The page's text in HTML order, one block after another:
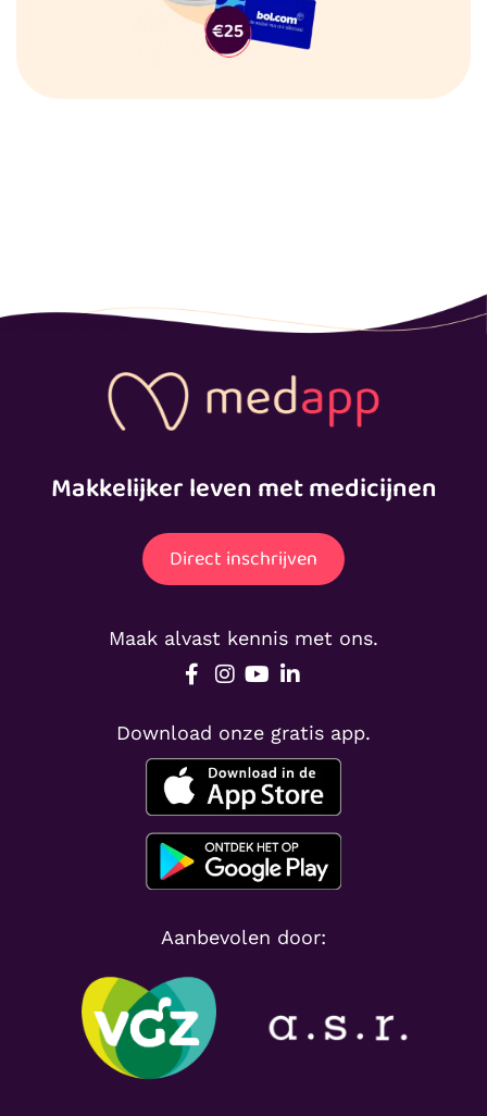
Makkelijker leven met medicijnen
Direct inschrijven
Maak alvast kennis met ons.
Download onze gratis app.
Aanbevolen door: